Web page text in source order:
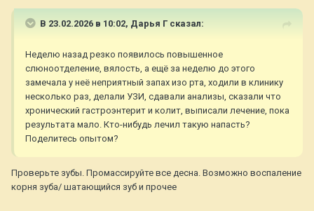
В 23.02.2026 в 10:02, Дарья Г сказал:
Неделю назад резко появилось повышенное
слюноотделение, вялость, а ещё за неделю до этого
замечала у неё неприятный запах изо рта, ходили в клинику
несколько раз, делали УЗИ, сдавали анализы, сказали что
хронический гастроэнтерит и колит, выписали лечение, пока
результата мало. Кто-нибудь лечил такую напасть?
Поделитесь опытом?
Проверьте зубы. Промассируйте все десна. Возможно воспаление
корня зуба/ шатающийся зуб и прочее